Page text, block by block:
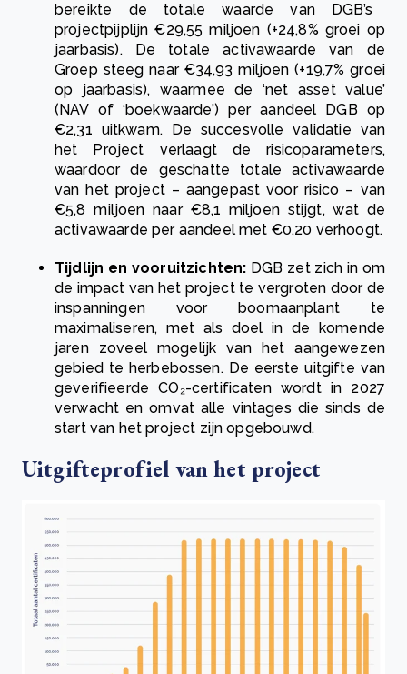
bereikte de totale waarde van DGB’s
projectpijplijn €29,55 miljoen (+24,8% groei op
jaarbasis). De totale activawaarde van de
Groep steeg naar €34,93 miljoen (+19,7% groei
op jaarbasis), waarmee de ‘net asset value’
(NAV of ‘boekwaarde’) per aandeel DGB op
€2,31 uitkwam. De succesvolle validatie van
het Project verlaagt de risicoparameters,
waardoor de geschatte totale activawaarde
van het project – aangepast voor risico – van
€5,8 miljoen naar €8,1 miljoen stijgt, wat de
activawaarde per aandeel met €0,20 verhoogt.
Tijdlijn en vooruitzichten: DGB zet zich in om
de impact van het project te vergroten door de
inspanningen voor boomaanplant te
maximaliseren, met als doel in de komende
jaren zoveel mogelijk van het aangewezen
gebied te herbebossen. De eerste uitgifte van
geverifieerde CO₂-certificaten wordt in 2027
verwacht en omvat alle vintages die sinds de
start van het project zijn opgebouwd.
Uitgifteprofiel van het project